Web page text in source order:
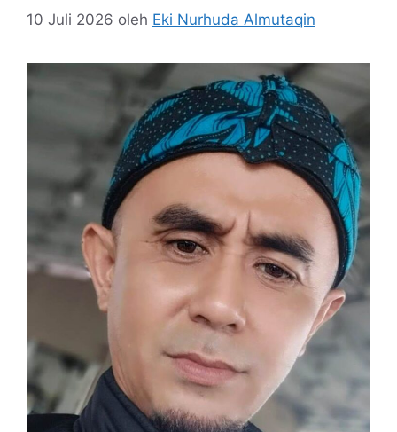
10 Juli 2026 oleh Eki Nurhuda Almutaqin